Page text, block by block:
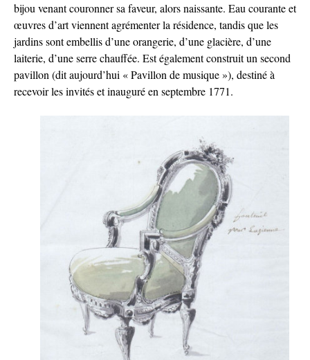
bijou venant couronner sa faveur, alors naissante. Eau courante et
œuvres d’art viennent agrémenter la résidence, tandis que les
jardins sont embellis d’une orangerie, d’une glacière, d’une
laiterie, d’une serre chauffée. Est également construit un second
pavillon (dit aujourd’hui « Pavillon de musique »), destiné à
recevoir les invités et inauguré en septembre 1771.